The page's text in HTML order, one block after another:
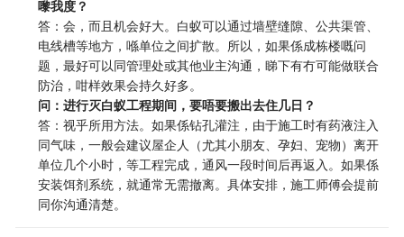
嚟我度？
答：会，而且机会好大。白蚁可以通过墙壁缝隙、公共渠管、
电线槽等地方，喺单位之间扩散。所以，如果係成栋楼嘅问
题，最好可以同管理处或其他业主沟通，睇下有冇可能做联合
防治，咁样效果会持久好多。
问：进行灭白蚁工程期间，要唔要搬出去住几日？
答：视乎所用方法。如果係钻孔灌注，由于施工时有药液注入
同气味，一般会建议屋企人（尤其小朋友、孕妇、宠物）离开
单位几个小时，等工程完成，通风一段时间后再返入。如果係
安装饵剂系统，就通常无需撤离。具体安排，施工师傅会提前
同你沟通清楚。